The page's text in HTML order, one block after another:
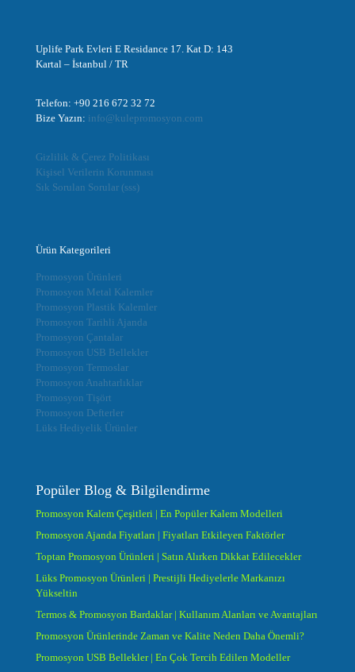
Uplife Park Evleri E Residance 17. Kat D: 143
Kartal – İstanbul / TR
Telefon: +90 216 672 32 72
Bize Yazın: info@kulepromosyon.com
Gizlilik & Çerez Politikası
Kişisel Verilerin Korunması
Sık Sorulan Sorular (sss)
Ürün Kategorileri
Promosyon Ürünleri
Promosyon Metal Kalemler
Promosyon Plastik Kalemler
Promosyon Tarihli Ajanda
Promosyon Çantalar
Promosyon USB Bellekler
Promosyon Termoslar
Promosyon Anahtarlıklar
Promosyon Tişört
Promosyon Defterler
Lüks Hediyelik Ürünler
Popüler Blog & Bilgilendirme
Promosyon Kalem Çeşitleri | En Popüler Kalem Modelleri
Promosyon Ajanda Fiyatları | Fiyatları Etkileyen Faktörler
Toptan Promosyon Ürünleri | Satın Alırken Dikkat Edilecekler
Lüks Promosyon Ürünleri | Prestijli Hediyelerle Markanızı
Yükseltin
Termos & Promosyon Bardaklar | Kullanım Alanları ve Avantajları
Promosyon Ürünlerinde Zaman ve Kalite Neden Daha Önemli?
Promosyon USB Bellekler | En Çok Tercih Edilen Modeller